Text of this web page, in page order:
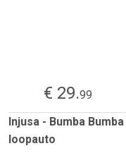
€ 29.99
Injusa - Bumba Bumba
loopauto